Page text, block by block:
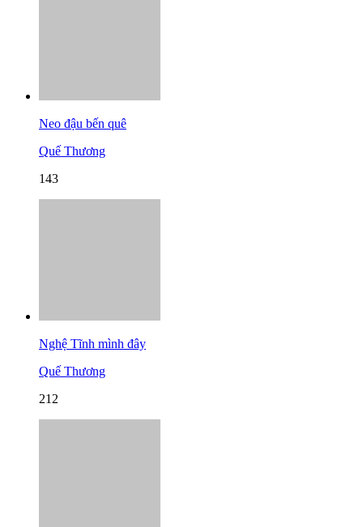
Neo đậu bến quê
Quế Thương
143
Nghệ Tĩnh mình đây
Quế Thương
212